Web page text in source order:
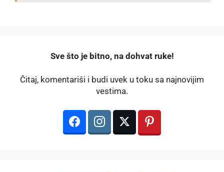
️Sve što je bitno, na dohvat ruke!
Čitaj, komentariši i budi uvek u toku sa najnovijim
vestima.